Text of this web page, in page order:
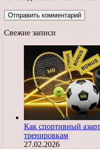
Свежие записи
Как спортивный
тренировкам
27.02.2026